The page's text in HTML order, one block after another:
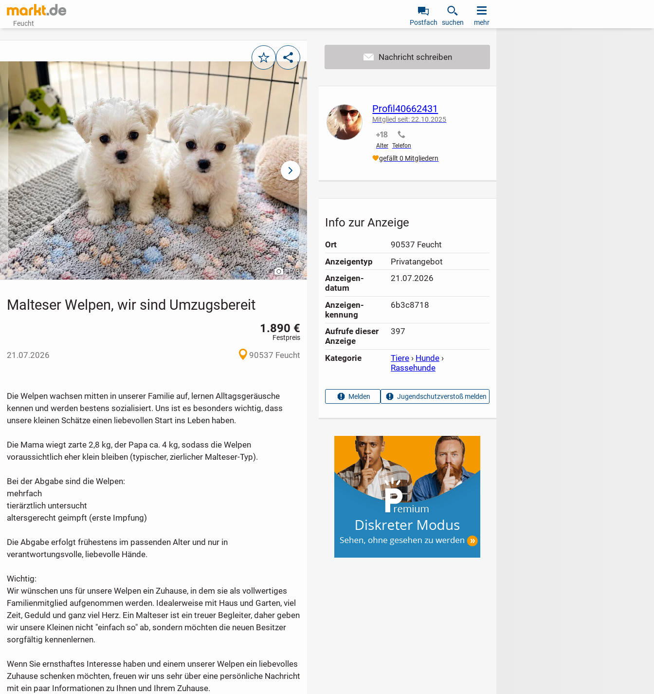
Feucht Postfach suchen mehr
MerkenTeilen
vorheriges Bild
1/3
nächstes Bild
Malteser Welpen, wir sind Umzugsbereit
1.890 €
Festpreis
21.07.2026 90537 Feucht
Die Welpen wachsen mitten in unserer Familie auf, lernen Alltagsgeräusche
kennen und werden bestens sozialisiert. Uns ist es besonders wichtig, dass
unsere kleinen Schätze einen liebevollen Start ins Leben haben.
Die Mama wiegt zarte 2,8 kg, der Papa ca. 4 kg, sodass die Welpen
voraussichtlich eher klein bleiben (typischer, zierlicher Malteser-Typ).
Bei der Abgabe sind die Welpen:
mehrfach
tierärztlich untersucht
altersgerecht geimpft (erste Impfung)
Die Abgabe erfolgt frühestens im passenden Alter und nur in
verantwortungsvolle, liebevolle Hände.
Wichtig:
Wir wünschen uns für unsere Welpen ein Zuhause, in dem sie als vollwertiges
Familienmitglied aufgenommen werden. Idealerweise mit Haus und Garten, viel
Zeit, Geduld und ganz viel Herz. Ein Malteser ist ein treuer Begleiter, daher geben
wir unsere Kleinen nicht "einfach so" ab, sondern möchten die neuen Besitzer
sorgfältig kennenlernen.
Wenn Sie ernsthaftes Interesse haben und einem unserer Welpen ein liebevolles
Zuhause schenken möchten, freuen wir uns sehr über eine persönliche Nachricht
mit ein paar Informationen zu Ihnen und Ihrem Zuhause.
Profil40662431
Mitglied seit: 22.10.2025
Alter
nicht verifiziert
Telefon
nicht verifiziert
gefällt 0 Mitgliedern
Info zur Anzeige
Ort
90537 Feucht
Anzeigen­typ
Privatangebot
Anzeigen­
datum
21.07.2026
Anzeigen­
kennung
6b3c8718
Aufrufe dieser
Anzeige
397
Kategorie Tiere › Hunde ›
Rassehunde
Melden Jugendschutzverstoß melden